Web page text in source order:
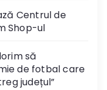
Centrul de
Shop-ul
să
de fotbal care
județul”